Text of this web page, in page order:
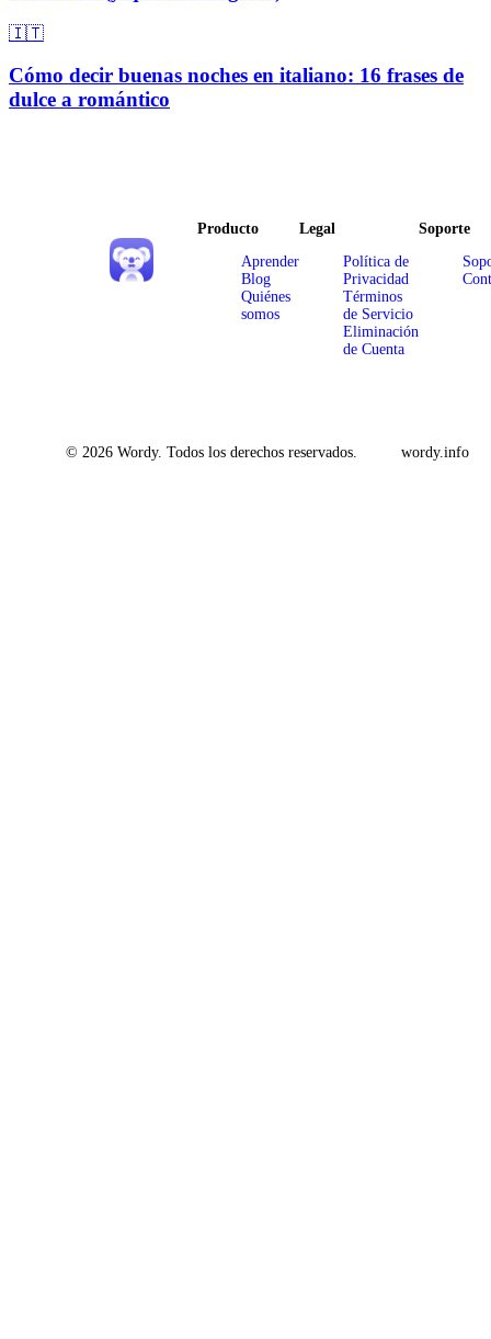
🇮🇹
Cómo decir buenas noches en italiano: 16 frases de
dulce a romántico
Producto
Aprender
Blog
Quiénes
somos
Legal
Política de
Privacidad
Términos
de Servicio
Eliminación
de Cuenta
Soporte
© 2026 Wordy. Todos los derechos reservados. wordy.info